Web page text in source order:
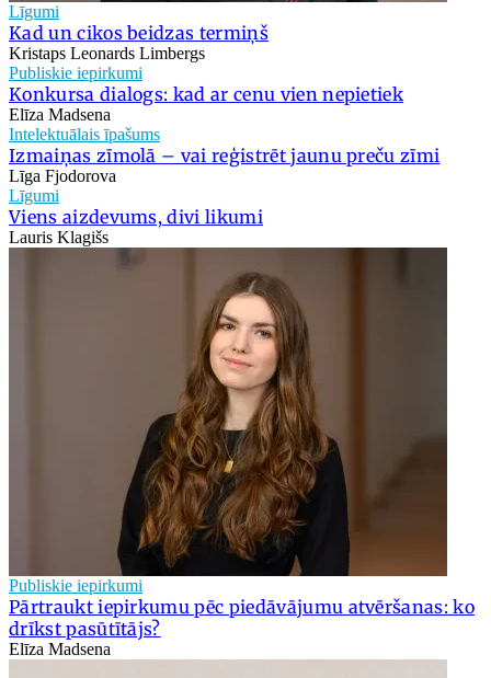
Līgumi
Kad un cikos beidzas termiņš
Kristaps Leonards Limbergs
Publiskie iepirkumi
Konkursa dialogs: kad ar cenu vien nepietiek
Elīza Madsena
Intelektuālais īpašums
Izmaiņas zīmolā – vai reģistrēt jaunu preču zīmi
Līga Fjodorova
Līgumi
Viens aizdevums, divi likumi
Lauris Klagišs
Publiskie iepirkumi
Pārtraukt iepirkumu pēc piedāvājumu atvēršanas: ko
drīkst pasūtītājs?
Elīza Madsena